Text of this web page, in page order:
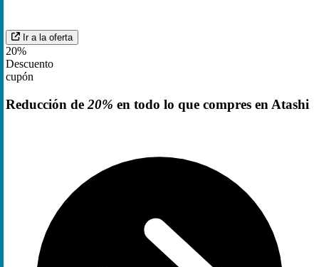
Ir a la oferta
20%
Descuento
cupón
Reducción de 20% en todo lo que compres en Atashi